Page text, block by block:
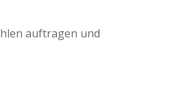
auftragen und